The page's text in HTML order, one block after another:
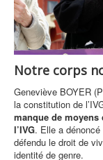
Notre corps
Geneviève BOYER
la constitution de
manque de
l’IVG. Elle a
défendu le droit de
identité de genre.